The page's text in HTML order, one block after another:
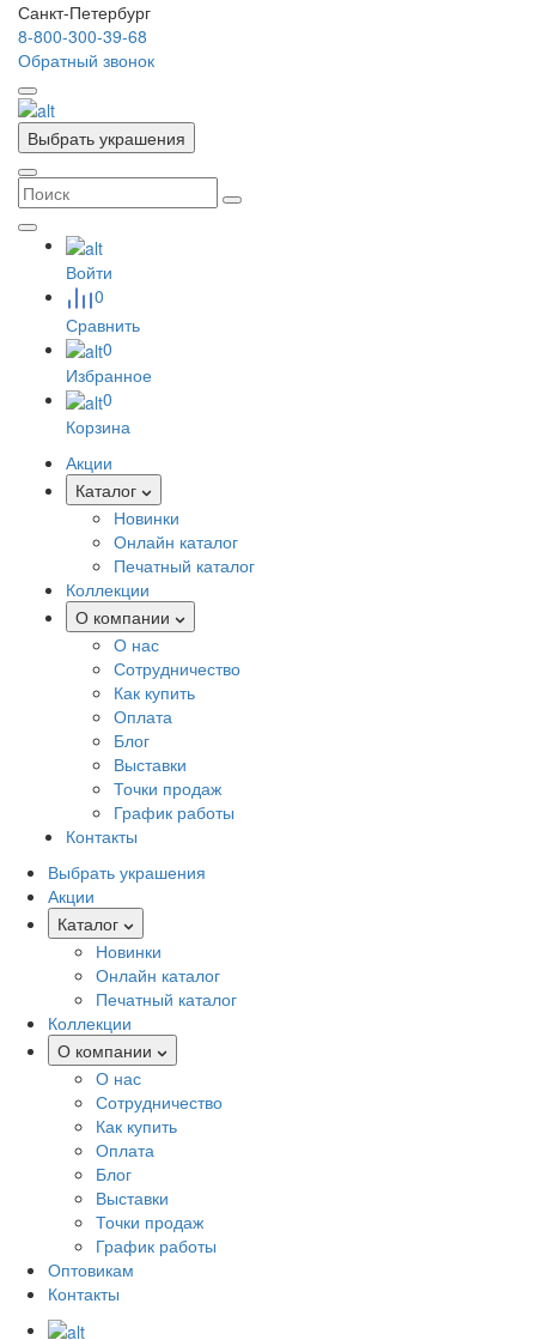
Санкт-Петербург
8-800-300-39-68
Обратный звонок
Выбрать украшения
Войти
0
Сравнить
0
Избранное
0
Корзина
Акции
Каталог
Новинки
Онлайн каталог
Печатный каталог
Коллекции
О компании
О нас
Сотрудничество
Как купить
Оплата
Блог
Выставки
Точки продаж
График работы
Контакты
Выбрать украшения
Акции
Каталог
Новинки
Онлайн каталог
Печатный каталог
Коллекции
О компании
О нас
Сотрудничество
Как купить
Оплата
Блог
Выставки
Точки продаж
График работы
Оптовикам
Контакты